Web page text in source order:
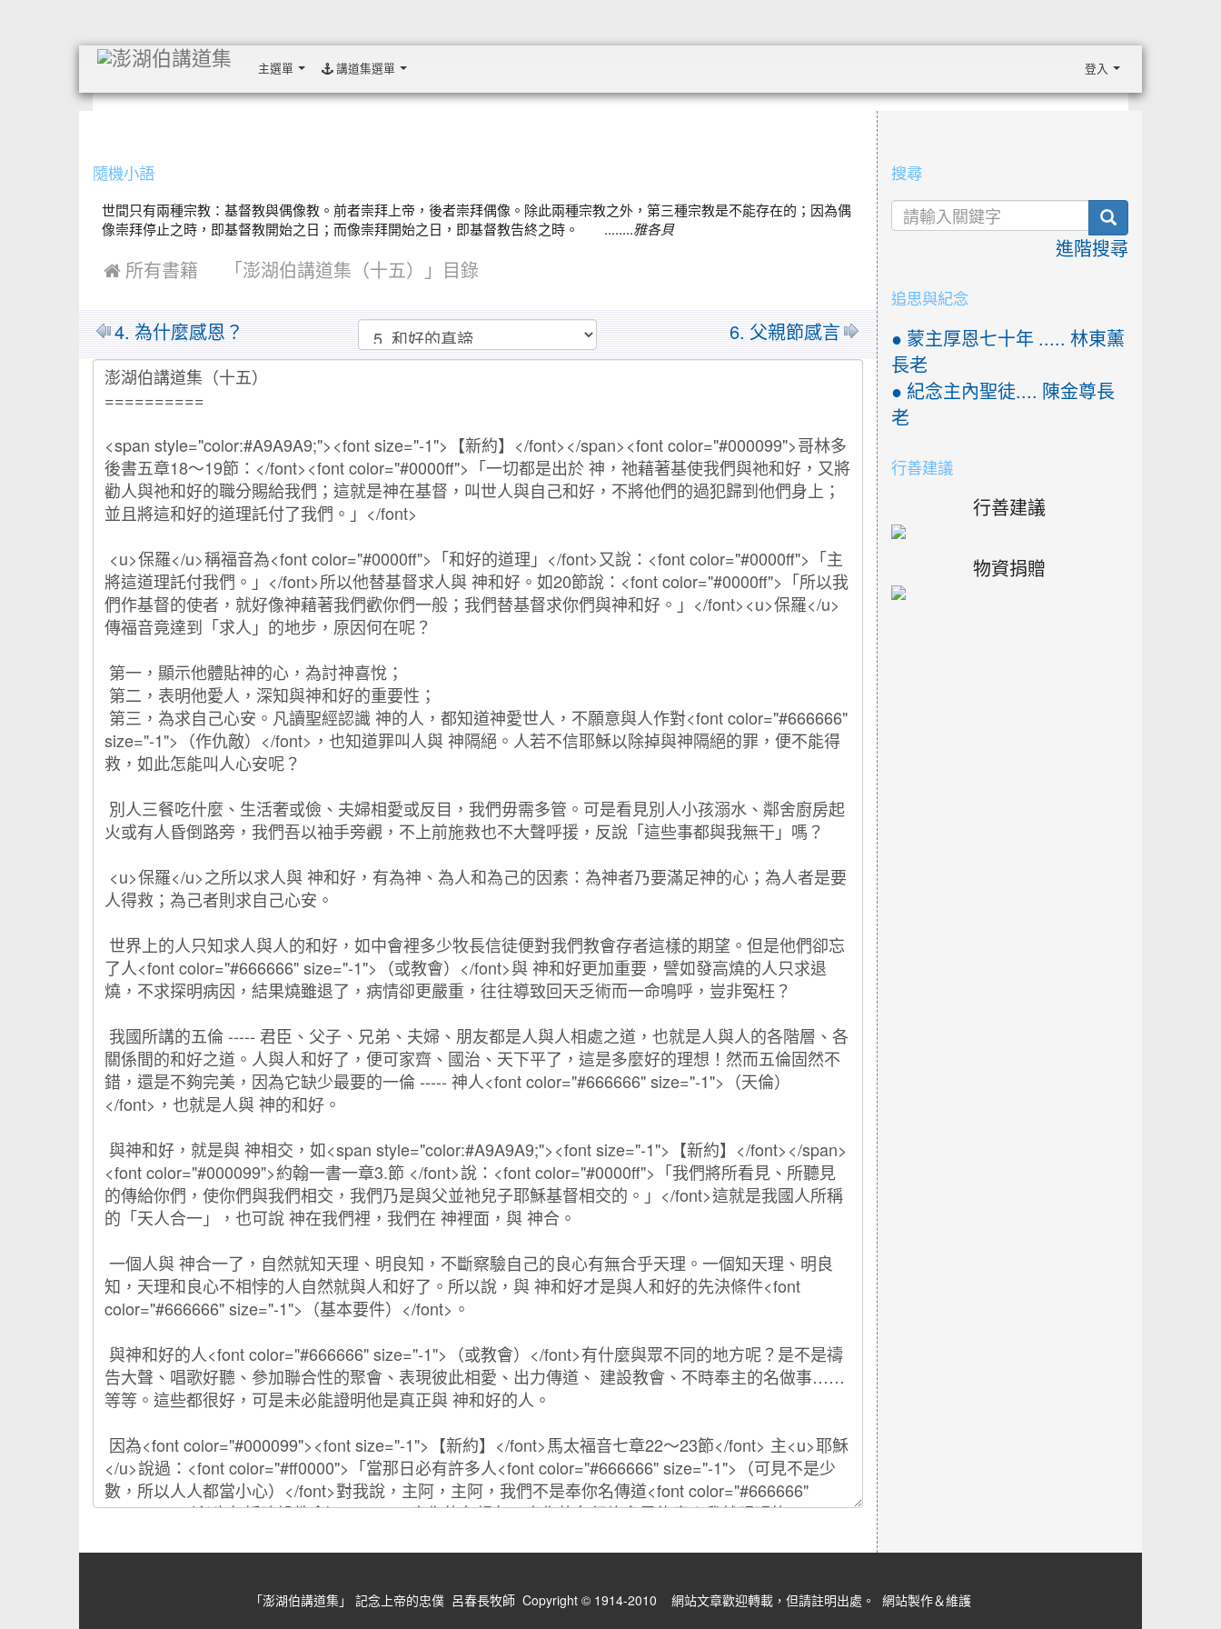
主選單 講道集選單 登入
隨機小語
世間只有兩種宗教：基督教與偶像教。前者崇拜上帝，後者崇拜偶像。除此兩種宗教之外，第三種宗教是不能存在的；因為偶
像崇拜停止之時，即基督教開始之日；而像崇拜開始之日，即基督教告終之時。 ........雅各貝
 所有書籍 「澎湖伯講道集（十五）」目錄
MarkDown
4. 為什麼感恩？ 6. 父親節感言
搜尋
search
進階搜尋
追思與紀念
● 蒙主厚恩七十年 ..... 林東薰
長老
● 紀念主內聖徒.... 陳金尊長
老
行善建議
行善建議
物資捐贈
「澎湖伯講道集」 記念上帝的忠僕 呂春長牧師 Copyright © 1914-2010 網站文章歡迎轉載，但請註明出處。 網站製作＆維護